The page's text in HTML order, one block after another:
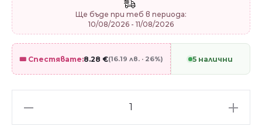
Ще бъде при теб в периода:
10/08/2026 - 11/08/2026
🎟️ Спестявате:8.28 €(16.19 лв. · 26%) 5 налични